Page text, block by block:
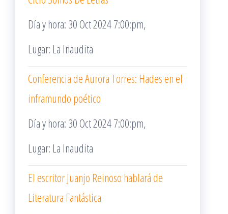
Día y hora: 30 Oct 2024 7:00:pm,
Lugar: La Inaudita
Conferencia de Aurora Torres: Hades en el
inframundo poético
Día y hora: 30 Oct 2024 7:00:pm,
Lugar: La Inaudita
El escritor Juanjo Reinoso hablará de
Literatura Fantástica